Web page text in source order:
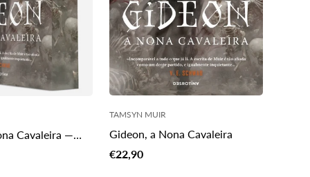
Cavaleira —
TAMSYN MUIR
Gideon, a Nona Cavaleira
Translation
€22,90